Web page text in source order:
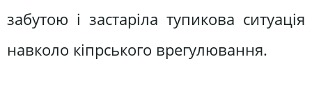
забутою і застаріла тупикова ситуація
навколо кіпрського врегулювання.